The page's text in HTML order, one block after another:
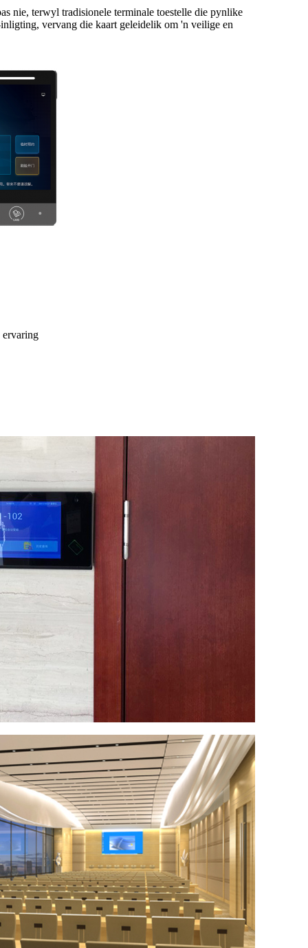
nie, terwyl tradisionele terminale toestelle die pynlike
vervang die kaart geleidelik om 'n veilige en